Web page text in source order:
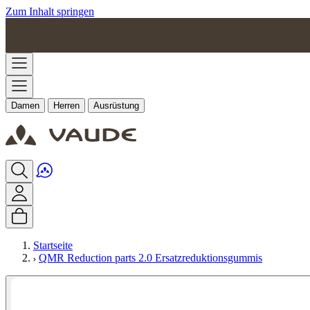
Zum Inhalt springen
Damen Herren Ausrüstung
Startseite
QMR Reduction parts 2.0 Ersatzreduktionsgummis